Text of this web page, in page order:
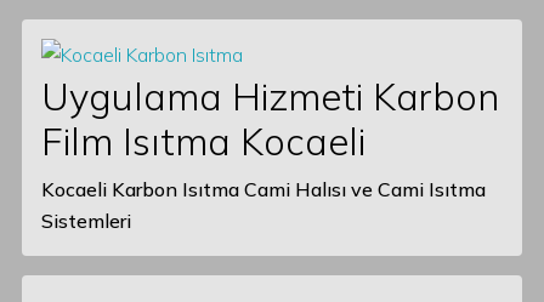
Uygulama Hizmeti Karbon
Film Isıtma Kocaeli
Kocaeli Karbon Isıtma Cami Halısı ve Cami Isıtma
Sistemleri